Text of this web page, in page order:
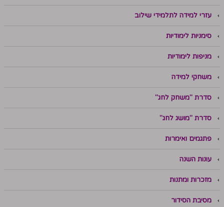
עזרי למידה לתלמידי שילוב
סימניות לימודיות
מניפות לימודיות
משחקי למידה
סדרת "משחק לחג"
סדרת "מושג לחג"
פתגמים ואימרות
עונות השנה
מזכרות ומתנות
מסיבת הסידור